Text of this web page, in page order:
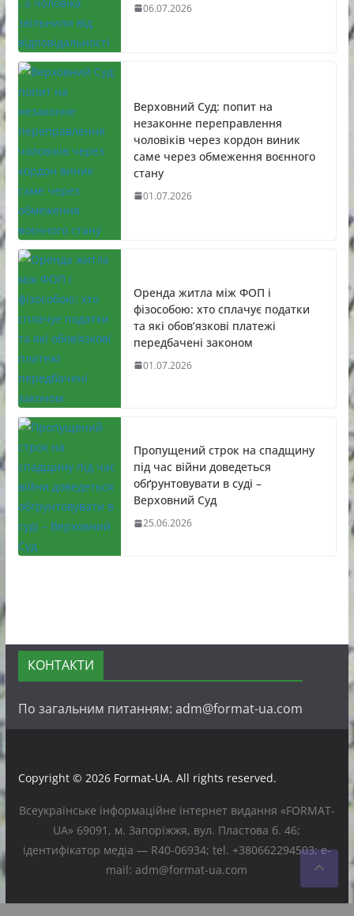
06.07.2026
Верховний Суд: попит на
незаконне переправлення
чоловіків через кордон виник
саме через обмеження воєнного
стану
01.07.2026
Оренда житла між ФОП і
фізособою: хто сплачує податки
та які обов’язкові платежі
передбачені законом
01.07.2026
Пропущений строк на спадщину
під час війни доведеться
обґрунтовувати в суді –
Верховний Суд
25.06.2026
КОНТАКТИ
По загальним питанням: adm@format-ua.com
Copyright © 2026 Format-UA. All rights reserved.
Всеукраїнське інформаційне інтернет видання «FORMAT-
UA» 69091, м. Запоріжжя, вул. Пластова б. 46;
ідентифікатор медіа — R40-06934; tel. +380662294503; e-
mail: adm@format-ua.com